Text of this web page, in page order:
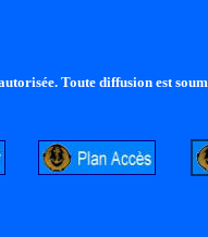
Toute diffusion est